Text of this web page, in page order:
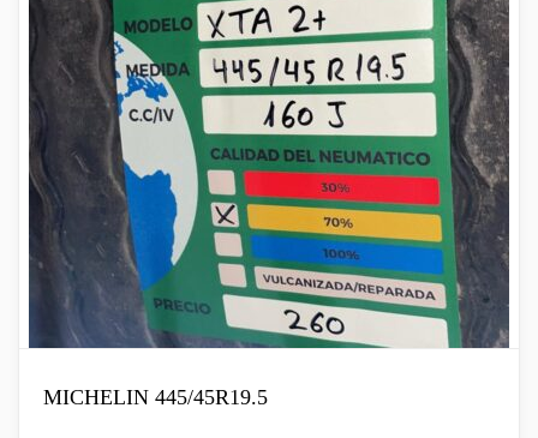
MICHELIN 445/45R19.5